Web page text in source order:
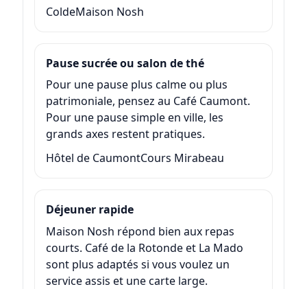
ColdeMaison Nosh
Pause sucrée ou salon de thé
Pour une pause plus calme ou plus
patrimoniale, pensez au Café Caumont.
Pour une pause simple en ville, les
grands axes restent pratiques.
Hôtel de CaumontCours Mirabeau
Déjeuner rapide
Maison Nosh répond bien aux repas
courts. Café de la Rotonde et La Mado
sont plus adaptés si vous voulez un
service assis et une carte large.